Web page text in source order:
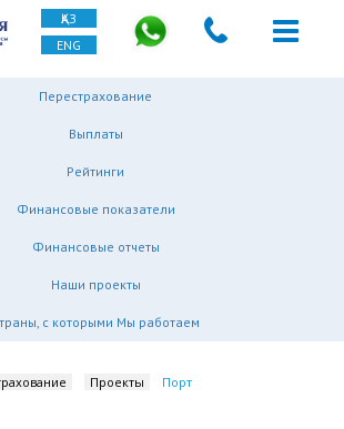
ҚАЗ
ENG
Перестрахование
Выплаты
Рейтинги
Финансовые показатели
Финансовые отчеты
Наши проекты
с которыми Мы работаем
Проекты Порт